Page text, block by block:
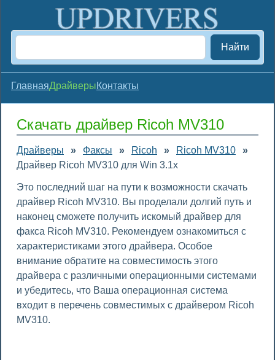
Найти
ГлавнаяДрайверыКонтакты
Скачать драйвер Ricoh MV310
Драйверы » Факсы » Ricoh » Ricoh MV310
»
Драйвер Ricoh MV310 для Win 3.1x
Это последний шаг на пути к возможности скачать
драйвер Ricoh MV310. Вы проделали долгий путь и
наконец сможете получить искомый драйвер для
факса Ricoh MV310. Рекомендуем ознакомиться с
характеристиками этого драйвера. Особое
внимание обратите на совместимость этого
драйвера с различными операционными системами
и убедитесь, что Ваша операционная система
входит в перечень совместимых с драйвером Ricoh
MV310.